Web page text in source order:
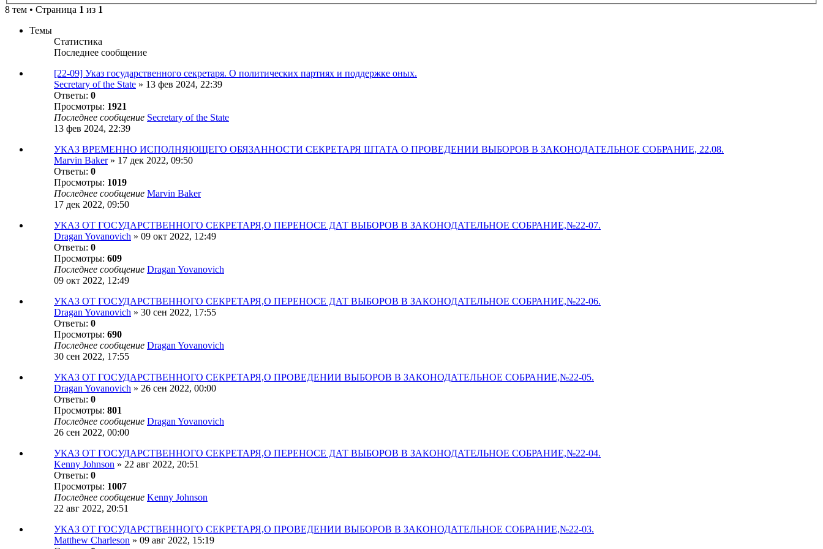
8 тем • Страница 1 из 1
Темы
Статистика
Последнее сообщение
[22-09] Указ государственного секретаря. О политических партиях и поддержке оных.
Secretary of the State » 13 фев 2024, 22:39
Ответы: 0
Просмотры: 1921
Последнее сообщение Secretary of the State
13 фев 2024, 22:39
УКАЗ ВРЕМЕННО ИСПОЛНЯЮЩЕГО ОБЯЗАННОСТИ СЕКРЕТАРЯ ШТАТА О ПРОВЕДЕНИИ ВЫБОРОВ В ЗАКОНОДАТЕЛЬНОЕ СОБРАНИЕ, 22.08.
Marvin Baker» 17 дек 2022, 09:50
Ответы: 0
Просмотры: 1019
Последнее сообщение Marvin Baker
17 дек 2022, 09:50
УКАЗ ОТ ГОСУДАРСТВЕННОГО СЕКРЕТАРЯ,О ПЕРЕНОСЕ ДАТ ВЫБОРОВ В ЗАКОНОДАТЕЛЬНОЕ СОБРАНИЕ,№22-07.
Dragan Yovanovich » 09 окт 2022, 12:49
Ответы: 0
Просмотры: 609
Последнее сообщение Dragan Yovanovich
09 окт 2022, 12:49
УКАЗ ОТ ГОСУДАРСТВЕННОГО СЕКРЕТАРЯ,О ПЕРЕНОСЕ ДАТ ВЫБОРОВ В ЗАКОНОДАТЕЛЬНОЕ СОБРАНИЕ,№22-06.
Dragan Yovanovich » 30 сен 2022, 17:55
Ответы: 0
Просмотры: 690
Последнее сообщение Dragan Yovanovich
30 сен 2022, 17:55
УКАЗ ОТ ГОСУДАРСТВЕННОГО СЕКРЕТАРЯ,О ПРОВЕДЕНИИ ВЫБОРОВ В ЗАКОНОДАТЕЛЬНОЕ СОБРАНИЕ,№22-05.
Dragan Yovanovich » 26 сен 2022, 00:00
Ответы: 0
Просмотры: 801
Последнее сообщение Dragan Yovanovich
26 сен 2022, 00:00
УКАЗ ОТ ГОСУДАРСТВЕННОГО СЕКРЕТАРЯ,О ПЕРЕНОСЕ ДАТ ВЫБОРОВ В ЗАКОНОДАТЕЛЬНОЕ СОБРАНИЕ,№22-04.
Kenny Johnson » 22 авг 2022, 20:51
Ответы: 0
Просмотры: 1007
Последнее сообщение Kenny Johnson
22 авг 2022, 20:51
УКАЗ ОТ ГОСУДАРСТВЕННОГО СЕКРЕТАРЯ,О ПРОВЕДЕНИИ ВЫБОРОВ В ЗАКОНОДАТЕЛЬНОЕ СОБРАНИЕ,№22-03.
Matthew Charleson » 09 авг 2022, 15:19